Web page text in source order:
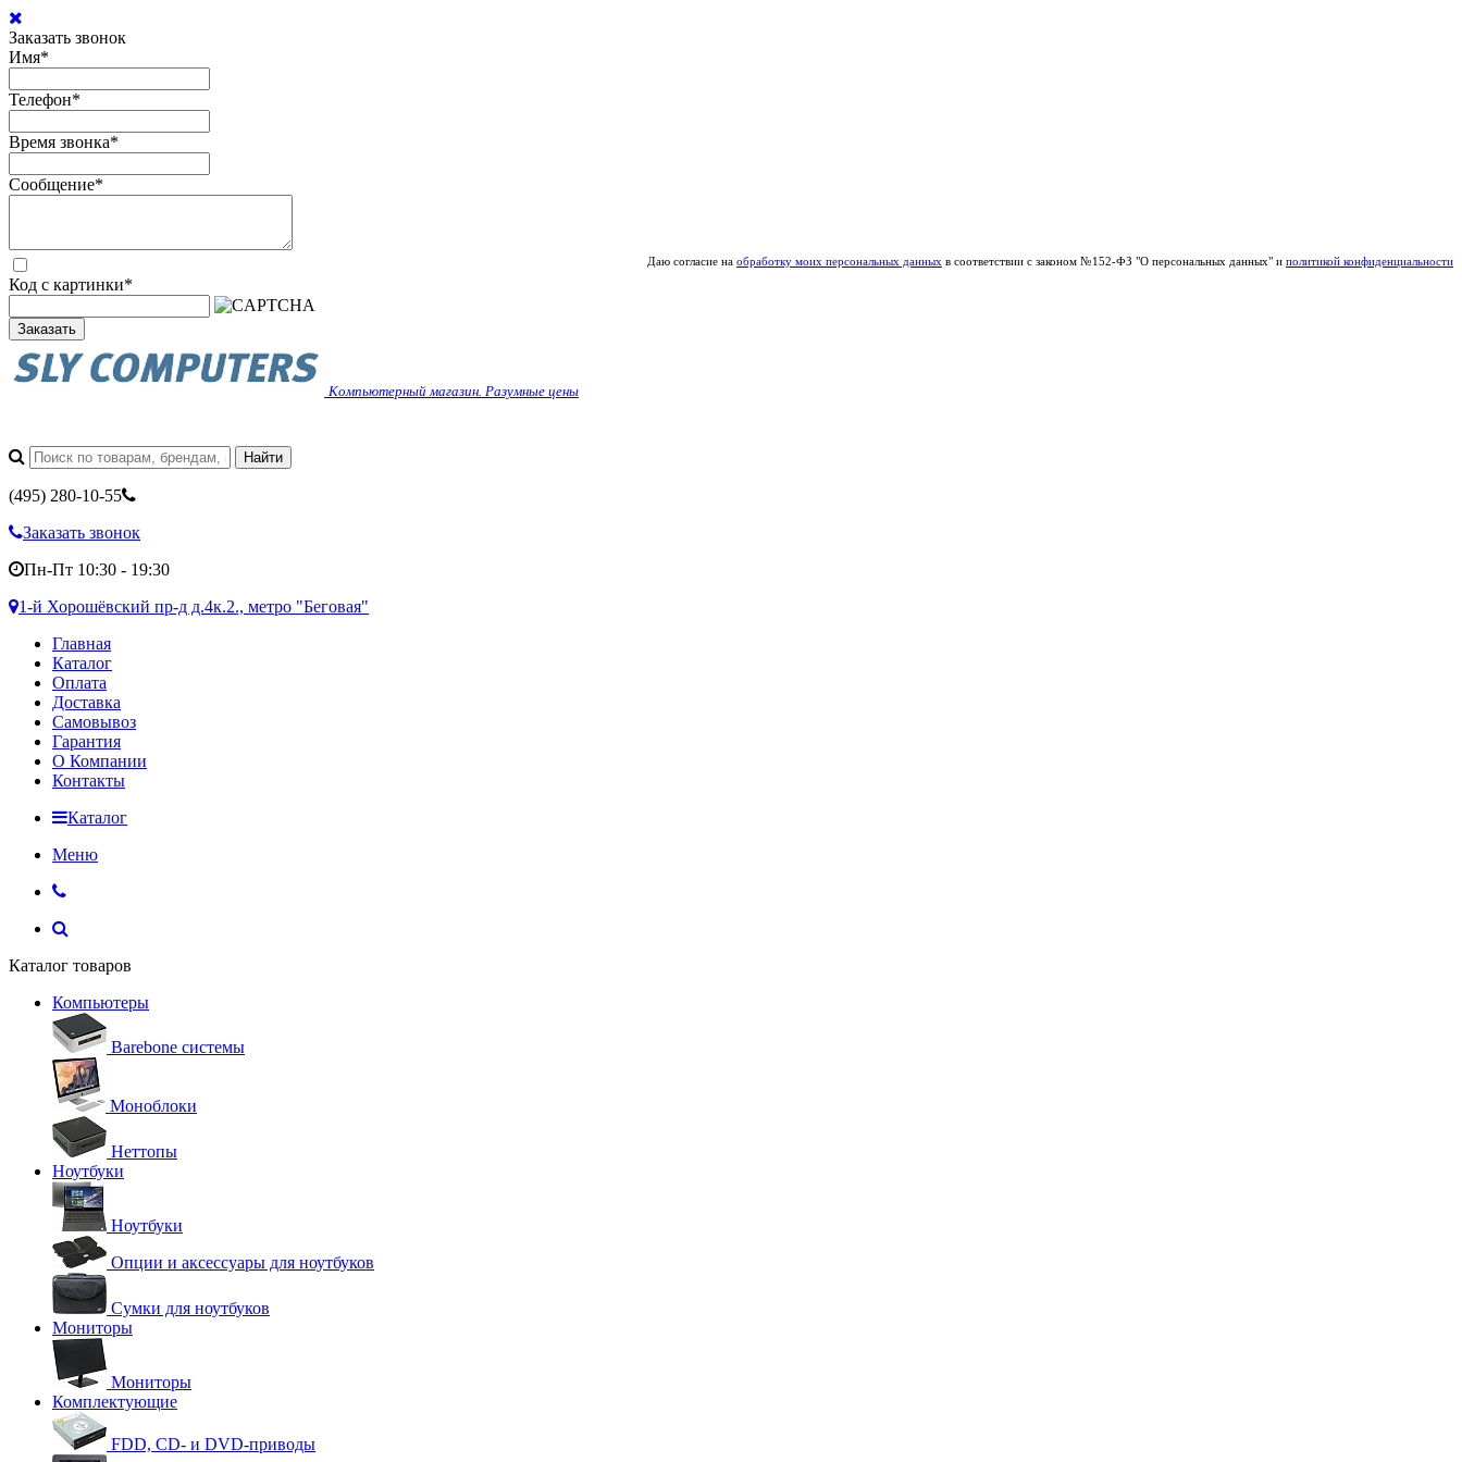
Заказать звонок
Имя*
Телефон*
Время звонка*
Сообщение*
Даю согласие на обработку моих персональных данных в соответствии с законом №152-ФЗ "О персональных данных" и политикой конфиденциальности
Код с картинки*
Заказать
Компьютерный магазин. Разумные цены
(495) 280-10-55
Заказать звонок
Пн-Пт 10:30 - 19:30
1-й Хорошёвский пр-д д.4к.2., метро "Беговая"
Главная
Каталог
Оплата
Доставка
Самовывоз
Гарантия
О Компании
Контакты
Каталог
Меню
Каталог товаров
Компьютеры
Barebone системы
Моноблоки
Неттопы
Ноутбуки
Ноутбуки
Опции и аксессуары для ноутбуков
Сумки для ноутбуков
Мониторы
Мониторы
Комплектующие
FDD, CD- и DVD-приводы